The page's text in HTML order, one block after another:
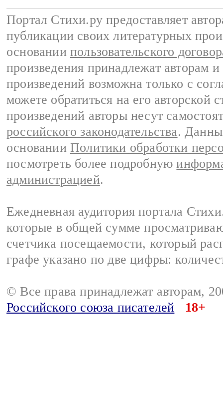
Портал Стихи.ру предоставляет
публикации своих литературных
основании пользовательского
произведения принадлежат авторам
произведений возможна только с
можете обратиться на его авторской
произведений авторы несут
российского законодательства.
основании Политики обработки
посмотреть более подробную
администрацией.
Ежедневная аудитория портала
которые в общей сумме
счетчика посещаемости, который
графе указано по две цифры:
© Все права принадлежат авторам,
Российского союза писателей
18+